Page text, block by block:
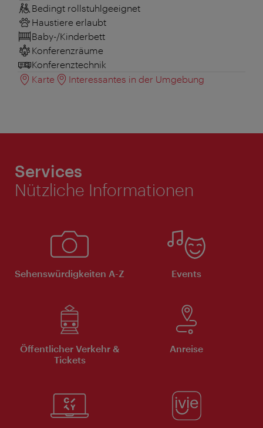
Bedingt rollstuhlgeeignet
Haustiere erlaubt
Baby-/Kinderbett
Konferenzräume
Konferenztechnik
Karte
Interessantes in der Umgebung
Services
Nützliche Informationen
Sehenswürdigkeiten A-Z Events
Öffentlicher Verkehr &
Tickets
Anreise